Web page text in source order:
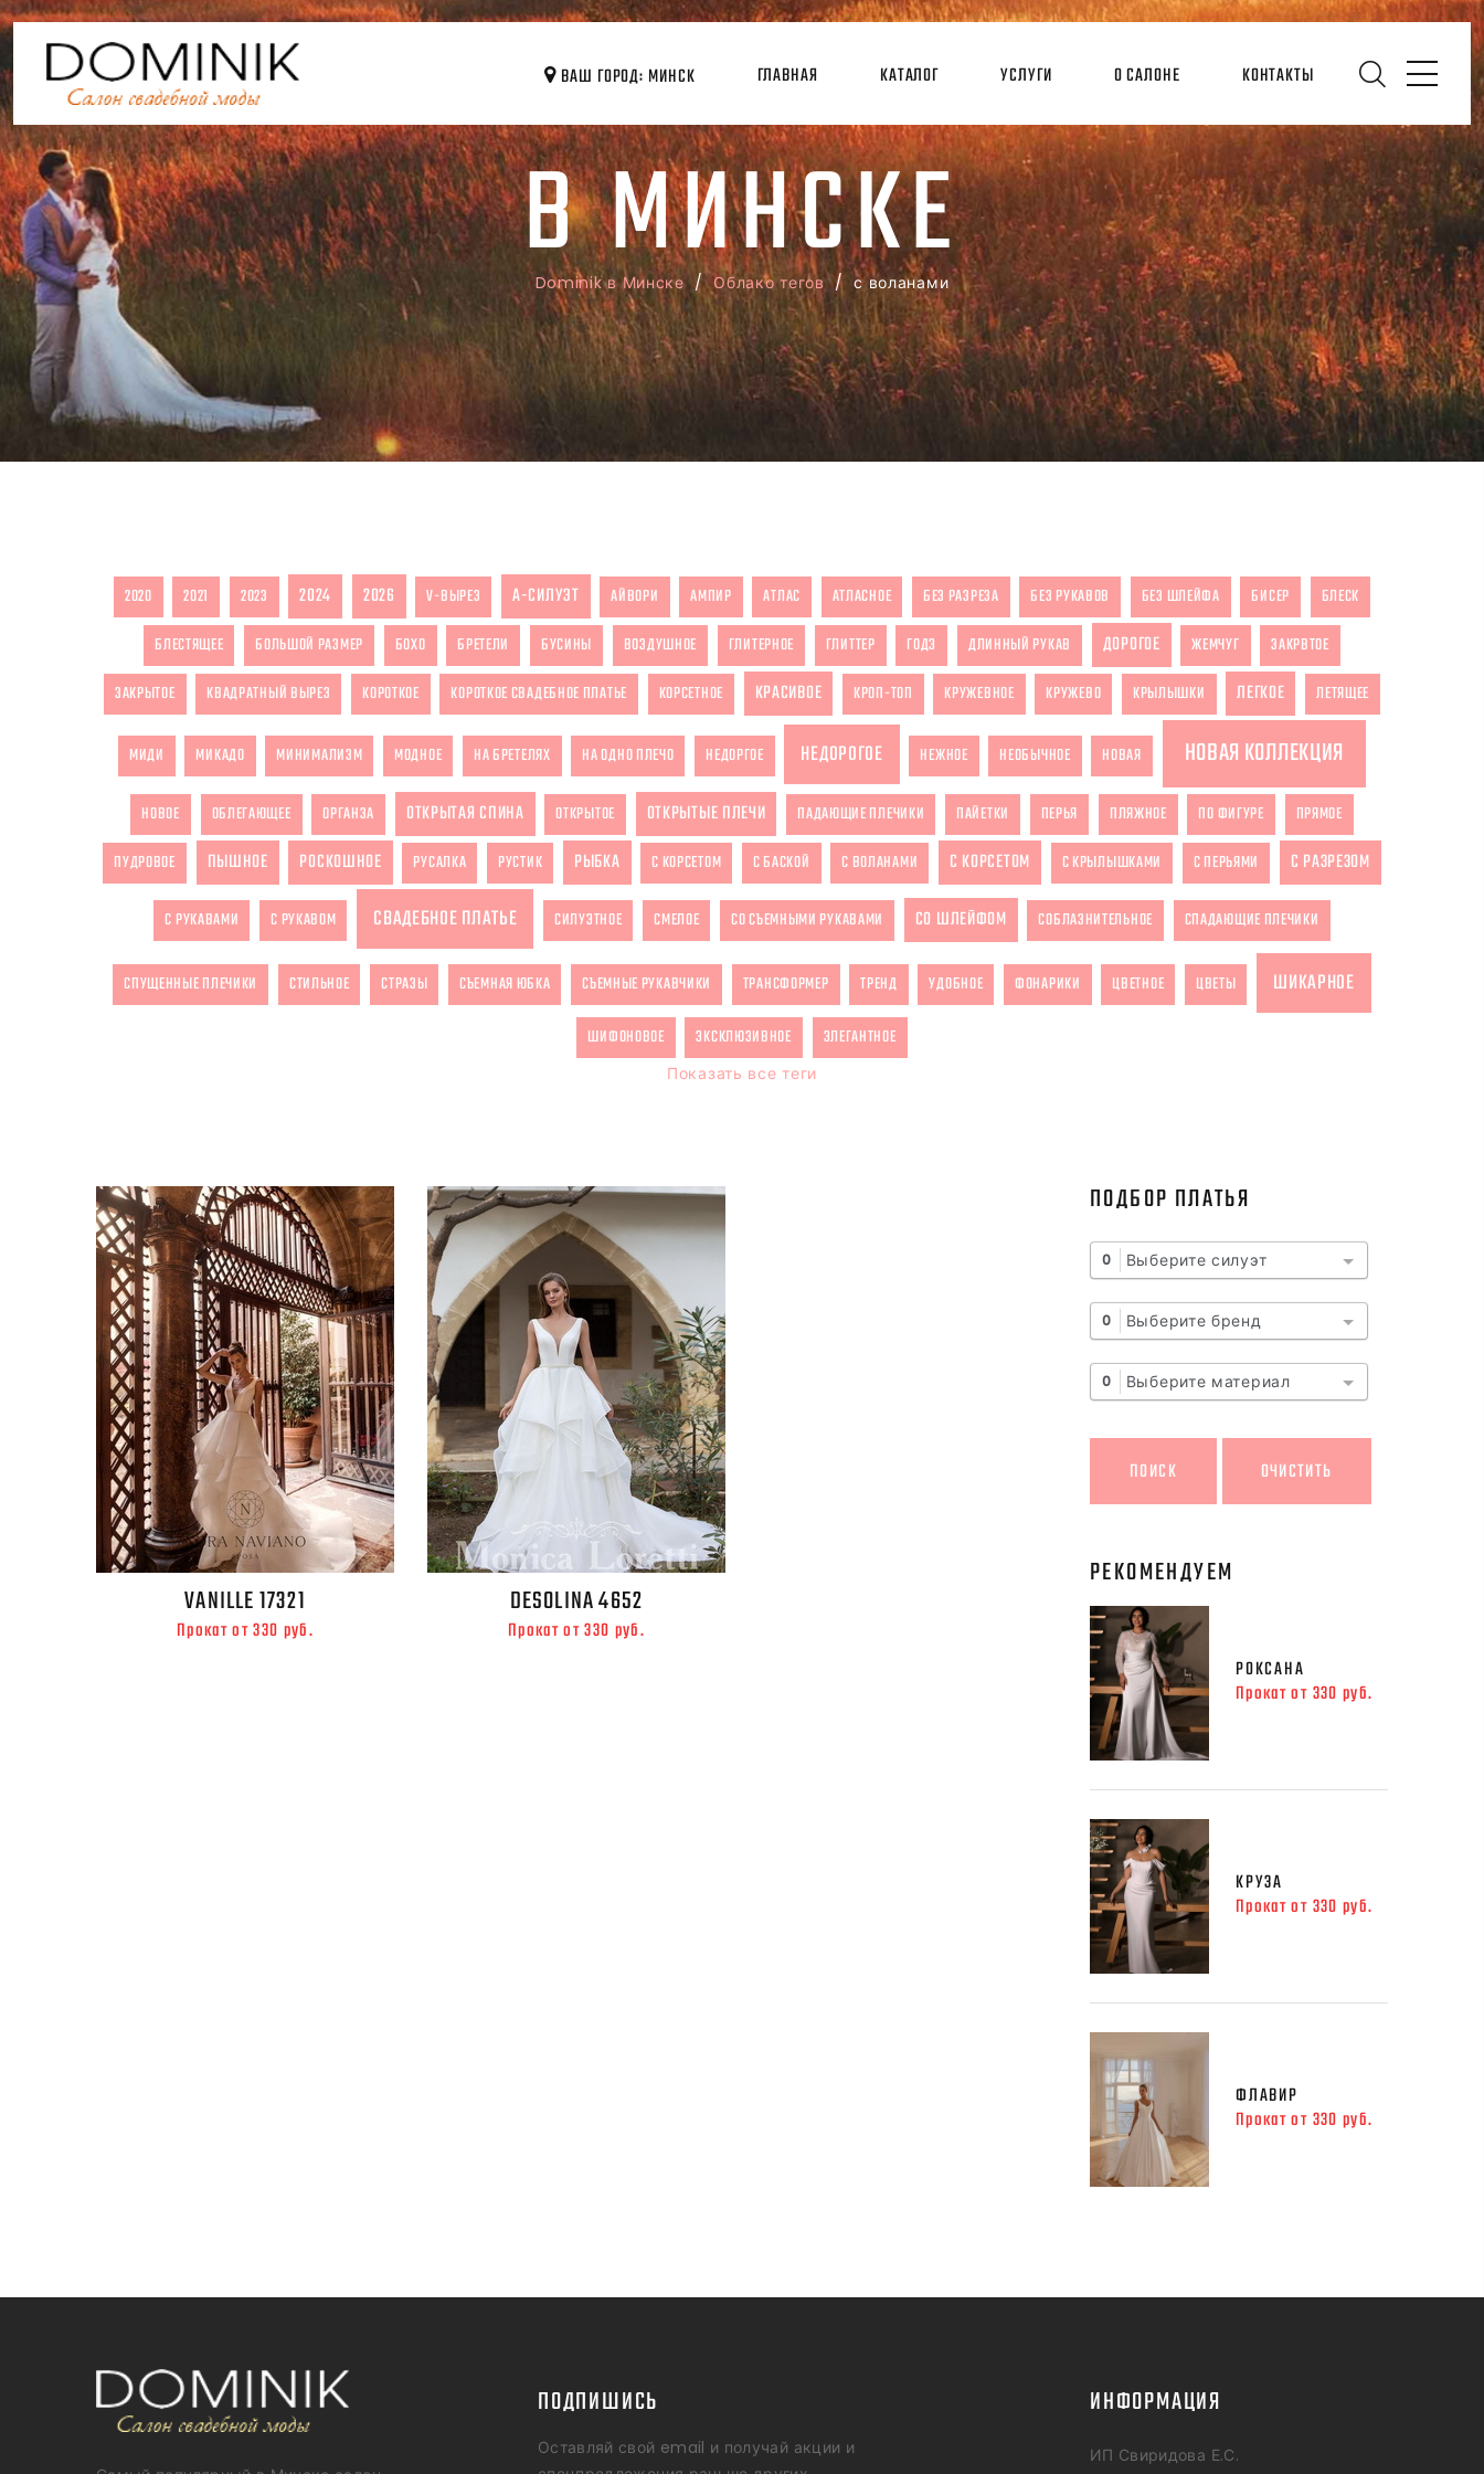
ВАШ ГОРОД: МИНСК ГЛАВНАЯ КАТАЛОГ УСЛУГИ О САЛОНЕ КОНТАКТЫ
В МИНСКЕ
Dominik в Минске/Облако тегов/ с воланами
2020 2021 2023 2024 2026 V-ВЫРЕЗ А-СИЛУЭТ АЙВОРИ АМПИР АТЛАС АТЛАСНОЕ БЕЗ РАЗРЕЗА БЕЗ РУКАВОВ БЕЗ ШЛЕЙФА БИСЕР БЛЕСК
БЛЕСТЯЩЕЕ БОЛЬШОЙ РАЗМЕР БОХО БРЕТЕЛИ БУСИНЫ ВОЗДУШНОЕ ГЛИТЕРНОЕ ГЛИТТЕР ГОДЭ ДЛИННЫЙ РУКАВ ДОРОГОЕ ЖЕМЧУГ ЗАКРВТОЕ
ЗАКРЫТОЕ КВАДРАТНЫЙ ВЫРЕЗ КОРОТКОЕ КОРОТКОЕ СВАДЕБНОЕ ПЛАТЬЕ КОРСЕТНОЕ КРАСИВОЕ КРОП-ТОП КРУЖЕВНОЕ КРУЖЕВО КРЫЛЫШКИ ЛЕГКОЕ ЛЕТЯЩЕЕ
МИДИ МИКАДО МИНИМАЛИЗМ МОДНОЕ НА БРЕТЕЛЯХ НА ОДНО ПЛЕЧО НЕДОРГОЕ НЕДОРОГОЕ НЕЖНОЕ НЕОБЫЧНОЕ НОВАЯ НОВАЯ КОЛЛЕКЦИЯ
НОВОЕ ОБЛЕГАЮЩЕЕ ОРГАНЗА ОТКРЫТАЯ СПИНА ОТКРЫТОЕ ОТКРЫТЫЕ ПЛЕЧИ ПАДАЮЩИЕ ПЛЕЧИКИ ПАЙЕТКИ ПЕРЬЯ ПЛЯЖНОЕ ПО ФИГУРЕ ПРЯМОЕ
ПУДРОВОЕ ПЫШНОЕ РОСКОШНОЕ РУСАЛКА РУСТИК РЫБКА С КОРСЕТОМ С БАСКОЙ С ВОЛАНАМИ С КОРСЕТОМ С КРЫЛЫШКАМИ С ПЕРЬЯМИ С РАЗРЕЗОМ
С РУКАВАМИ С РУКАВОМ СВАДЕБНОЕ ПЛАТЬЕ СИЛУЭТНОЕ СМЕЛОЕ СО СЪЕМНЫМИ РУКАВАМИ СО ШЛЕЙФОМ СОБЛАЗНИТЕЛЬНОЕ СПАДАЮЩИЕ ПЛЕЧИКИ
СПУЩЕННЫЕ ПЛЕЧИКИ СТИЛЬНОЕ СТРАЗЫ СЪЕМНАЯ ЮБКА СЪЕМНЫЕ РУКАВЧИКИ ТРАНСФОРМЕР ТРЕНД УДОБНОЕ ФОНАРИКИ ЦВЕТНОЕ ЦВЕТЫ ШИКАРНОЕ
ШИФОНОВОЕ ЭКСКЛЮЗИВНОЕ ЭЛЕГАНТНОЕ
Показать все теги
VANILLE 17321
Прокат от 330 руб.
DESOLINA 4652
Прокат от 330 руб.
ПОДБОР ПЛАТЬЯ
0 Выберите силуэт
0 Выберите бренд
0 Выберите материал
РЕКОМЕНДУЕМ
РОКСАНА
Прокат от 330 руб.
КРУЗА
Прокат от 330 руб.
ФЛАВИР
Прокат от 330 руб.
ПОДПИШИСЬ
Оставляй свой email и получай акции и
ИНФОРМАЦИЯ
ИП Свиридова Е.С.